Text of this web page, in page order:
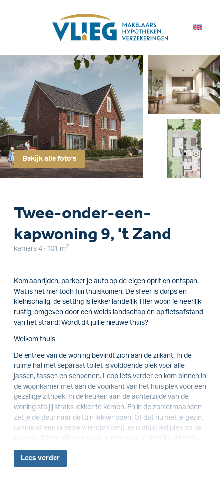
Bekijk alle foto's
Twee-onder-een-
kapwoning 9, 't Zand
kamers 4 · 131 m 2
Kom aanrijden, parkeer je auto op de eigen oprit en ontspan.
Wat is het hier toch fijn thuiskomen. De sfeer is dorps en
kleinschalig, de setting is lekker landelijk. Hier woon je heerlijk
rustig, omgeven door een weids landschap én op fietsafstand
van het strand! Wordt dit jullie nieuwe thuis?
Welkom thuis
De entree van de woning bevindt zich aan de zijkant. In de
ruime hal met separaat toilet is voldoende plek voor alle
jassen, tassen en schoenen. Loop iets verder en kom binnen in
de woonkamer met aan de voorkant van het huis plek voor een
gezellige zithoek. In de keuken aan de achterzijde van de
woning sta jij straks lekker te komen. En in de zomermaanden
zet je de deur naar de tuin lekker open. Of dat nu met je gezin,
familie of een groepje vrienden bent, er is altijd wel plek om te
Lees verder